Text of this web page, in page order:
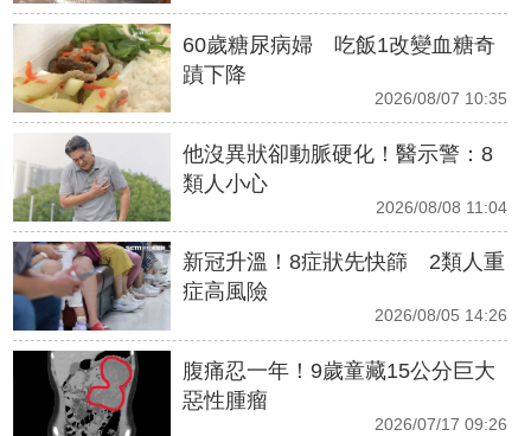
60歲糖尿病婦 吃飯1改變血糖奇
蹟下降
2026/08/07 10:35
他沒異狀卻動脈硬化！醫示警：8
類人小心
2026/08/08 11:04
新冠升溫！8症狀先快篩 2類人重
症高風險
2026/08/05 14:26
腹痛忍一年！9歲童藏15公分巨大
惡性腫瘤
2026/07/17 09:26